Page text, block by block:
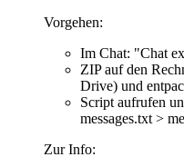
Vorgehen:
Im Chat: "Chat
ZIP auf den
Drive) und
Script aufrufen
messages.txt >
Zur Info: